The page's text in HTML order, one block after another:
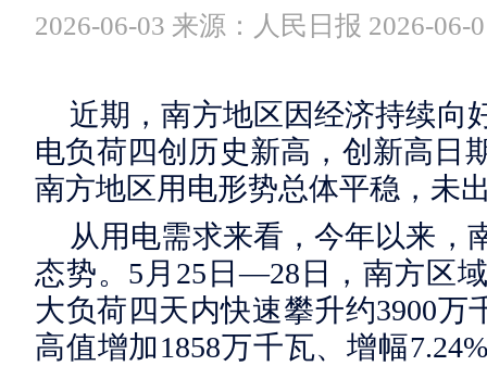
2026-06-03 来源：人民日报 2026-06-
近期，南方地区因经济持续向
电负荷四创历史新高，创新高日
南方地区用电形势总体平稳，未
从用电需求来看，今年以来，
态势。5月25日—28日，南方区
大负荷四天内快速攀升约3900万
高值增加1858万千瓦、增幅